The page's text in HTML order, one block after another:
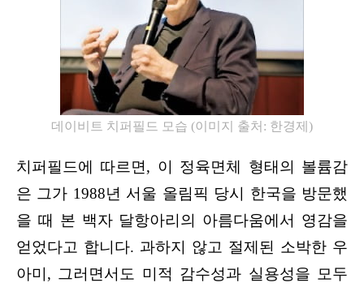
데이비트 치퍼필드 모습 (이미지 출처 : 한경제 )
치퍼필드에 따르면, 이 정육면체 형태의 볼륨감
은 그가 1988년 서울 올림픽 당시 한국을 방문했
을 때 본 백자 달항아리의 아름다움에서 영감을
얻었다고 합니다. 과하지 않고 절제된 소박한 우
아미, 그러면서도 미적 감수성과 실용성을 모두